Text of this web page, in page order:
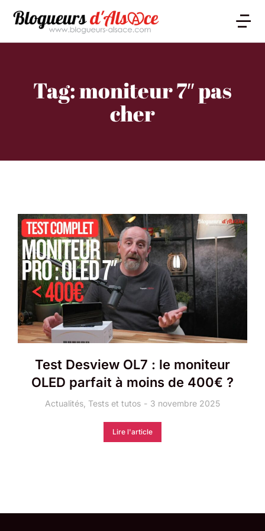
Tag: moniteur 7″ pas
cher
Test Desview OL7 : le moniteur
OLED parfait à moins de 400€ ?
Actualités Tests et tutos 3 novembre 2025
Lire l'article